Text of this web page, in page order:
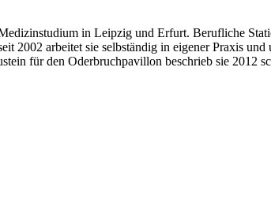
in Leipzig und Erfurt. Berufliche
2002 arbeitet sie selbständig in eigener Praxis
für den Oderbruchpavillon beschrieb sie 2012